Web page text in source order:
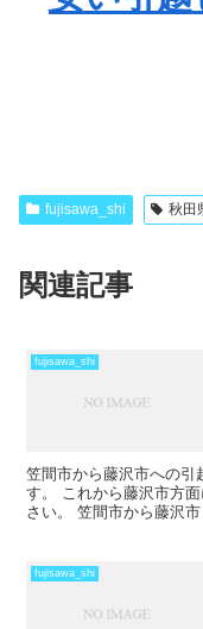
fujisawa_shi 秋田
関連記事
fujisawa_shi
笠間市から藤沢市への引
す。 これから藤沢市方
さい。 笠間市から藤沢
fujisawa_shi